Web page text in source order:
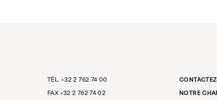
TÉL. +32 2 762 74 00
FAX +32 2 762 74 02
NOTRE